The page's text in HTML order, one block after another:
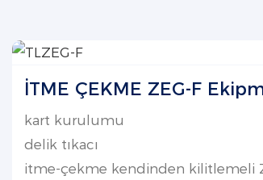
İTME ÇEKME ZEG-F
kart kurulumu
delik tıkacı
itme-çekme kendinden kilitlemeli